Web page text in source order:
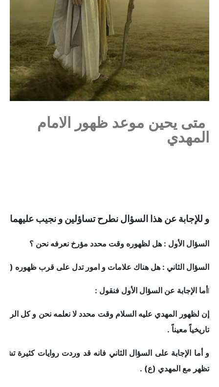
متى يحين موعد ظهور الامام
المهدي
و للإجابة عن هذا السؤال نطرح تساؤلين و نجيب عليهما :
السؤال الأول : هل لظهوره وقت محدد مؤرخ نعرفه نحن ؟
السؤال الثاني : هل هناك علامات و امور تدل على قرب ظهوره
أأما الإجابة عن السؤال الأول فنقول :
إن لظهور المهدي عليه السلام وقت محدد لا نعلمه نحن و كل
تاريخياً معيناً .
و أما الإجابة على السؤال الثاني فانه قد وردت روايات كثيرة
تظهر مع المهدي (ع) .